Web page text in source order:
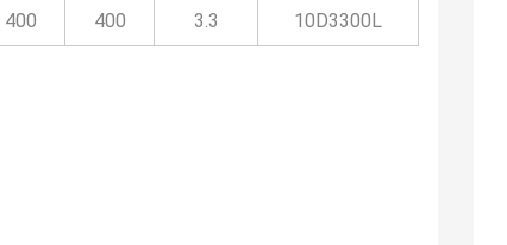
400 400 3.3 10D3300L